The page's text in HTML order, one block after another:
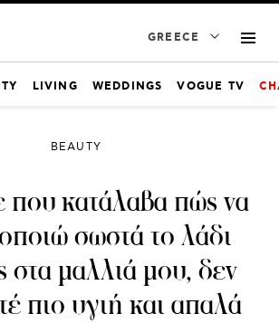
GREECE
LIVING WEDDINGS VOGUE TV
BEAUTY
που κατάλαβα πώς να
σωστά το λάδι
στα μαλλιά μου, δεν
πιο υγιή και απαλά